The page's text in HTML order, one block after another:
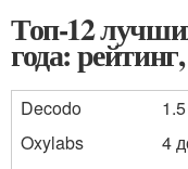
Топ-12
года:
Decodo
Oxylabs
4